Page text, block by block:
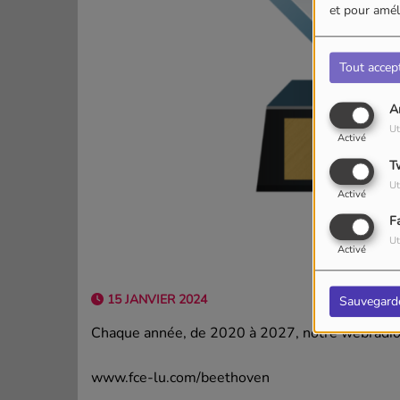
et pour
Tout
Activé
Activé
Activé
15 JANVIER 2024
Chaque année, de 2020 à 2027, notre
www.fce-lu.com/beethoven